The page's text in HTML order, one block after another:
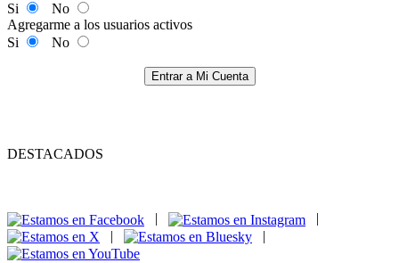
Si
No
Agregarme a los usuarios activos
Si
No
Entrar a Mi Cuenta
DESTACADOS
|
|